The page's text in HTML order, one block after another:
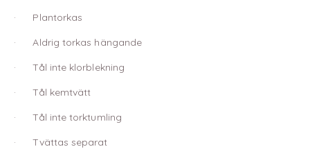
· Plantorkas
· Aldrig torkas hängande
· Tål inte klorblekning
· Tål kemtvätt
· Tål inte torktumling
· Tvättas separat